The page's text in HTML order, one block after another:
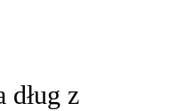
dług z